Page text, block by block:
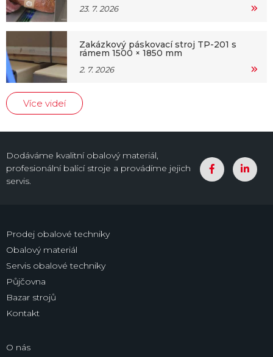
23. 7. 2026
Zakázkový páskovací stroj TP-201 s
rámem 1500 × 1850 mm
2. 7. 2026
Více videí
Dodáváme kvalitní obalový materiál,
profesionální balící stroje a provádíme jejich
servis.
Prodej obalové techniky
Obalový materiál
Servis obalové techniky
Půjčovna
Bazar strojů
Kontakt
O nás